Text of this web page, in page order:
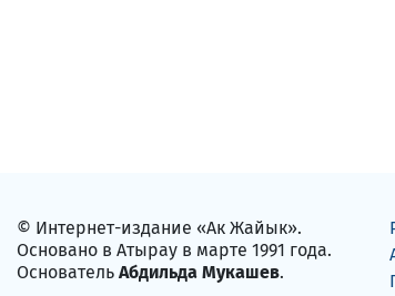
© Интернет-издание «Ак Жайык».
Основано в Атырау в марте 1991 года.
Основатель Абдильда Мукашев.